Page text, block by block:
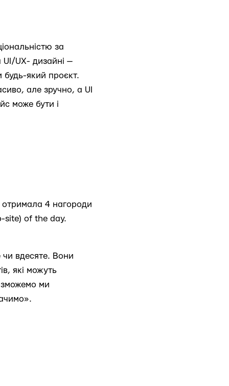
за
UI/UX- дизайні —
будь-який проєкт.
але зручно, а UI
може бути і
отримала 4 нагороди
site) of the day.
чи вдесяте. Вони
які можуть
зможемо ми